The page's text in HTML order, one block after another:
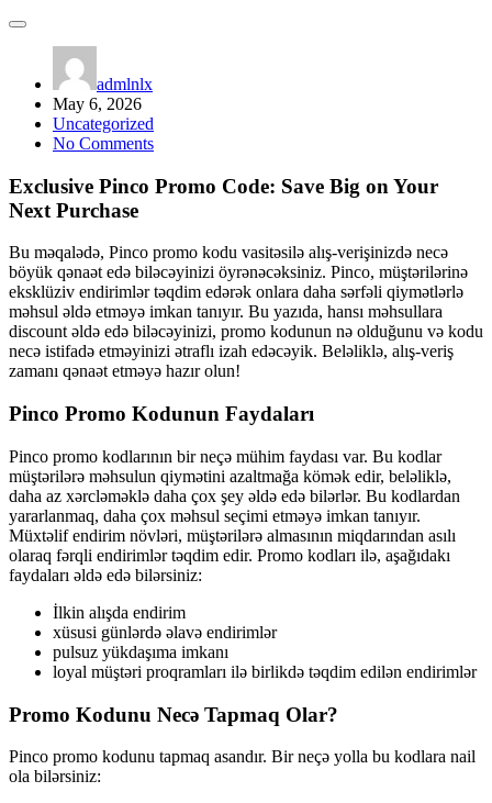
admlnlx
May 6, 2026
Uncategorized
No Comments
Exclusive Pinco Promo Code: Save Big on Your
Next Purchase
Bu məqalədə, Pinco promo kodu vasitəsilə alış-verişinizdə necə
böyük qənaət edə biləcəyinizi öyrənəcəksiniz. Pinco, müştərilərinə
eksklüziv endirimlər təqdim edərək onlara daha sərfəli qiymətlərlə
məhsul əldə etməyə imkan tanıyır. Bu yazıda, hansı məhsullara
discount əldə edə biləcəyinizi, promo kodunun nə olduğunu və kodu
necə istifadə etməyinizi ətraflı izah edəcəyik. Beləliklə, alış-veriş
zamanı qənaət etməyə hazır olun!
Pinco Promo Kodunun Faydaları
Pinco promo kodlarının bir neçə mühim faydası var. Bu kodlar
müştərilərə məhsulun qiymətini azaltmağa kömək edir, beləliklə,
daha az xərcləməklə daha çox şey əldə edə bilərlər. Bu kodlardan
yararlanmaq, daha çox məhsul seçimi etməyə imkan tanıyır.
Müxtəlif endirim növləri, müştərilərə almasının miqdarından asılı
olaraq fərqli endirimlər təqdim edir. Promo kodları ilə, aşağıdakı
faydaları əldə edə bilərsiniz:
İlkin alışda endirim
xüsusi günlərdə əlavə endirimlər
pulsuz yükdaşıma imkanı
loyal müştəri proqramları ilə birlikdə təqdim edilən endirimlər
Promo Kodunu Necə Tapmaq Olar?
Pinco promo kodunu tapmaq asandır. Bir neçə yolla bu kodlara nail
ola bilərsiniz: